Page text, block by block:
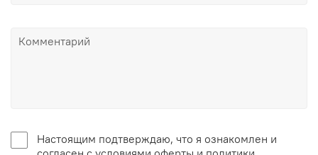
Настоящим подтверждаю, что я ознакомлен и